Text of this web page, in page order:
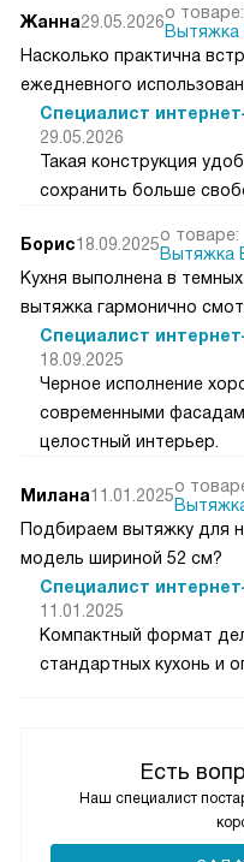
Есть
Наш специалист
Жанна29.05.2026о товаре:
Вытяжка
Насколько практична
ежедневного
Специалист
29.05.2026
Такая конструкция
сохранить больше
Борис18.09.2025о товаре:
Вытяжка
Кухня выполнена в
вытяжка гармонично
Специалист
18.09.2025
Черное исполнение
современными
целостный интерьер.
Милана11.01.2025о
Подбираем вытяжку для
модель шириной 52 см?
Специалист
11.01.2025
Компактный формат
стандартных кухонь и